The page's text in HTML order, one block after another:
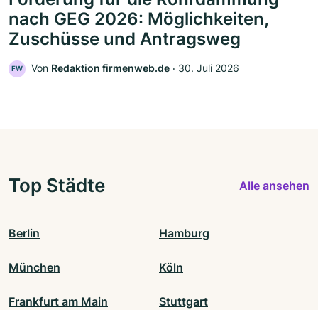
nach GEG 2026: Möglichkeiten,
Zuschüsse und Antragsweg
FW Von Redaktion firmenweb.de ‧ 30. Juli 2026
Top Städte Alle ansehen
Berlin Hamburg
München Köln
Frankfurt am Main Stuttgart